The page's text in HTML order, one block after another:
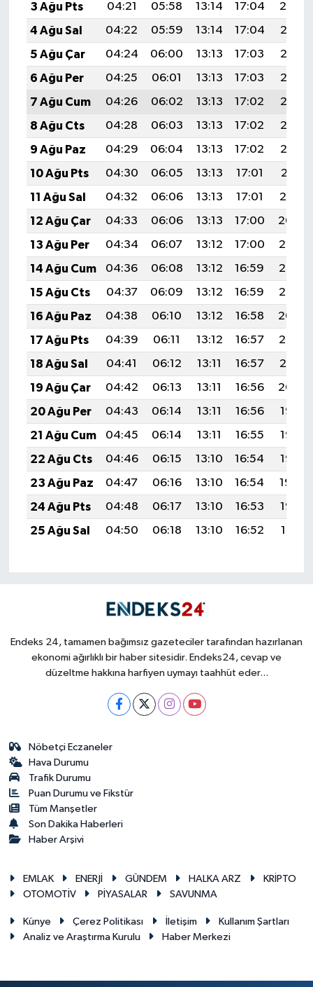
3 Ağu Pts
04:21 05:58 13:14 17:04
20:19
4 Ağu Sal
04:22 05:59 13:14 17:04
20:18
5 Ağu Çar
04:24 06:00 13:13 17:03
20:17
6 Ağu Per
04:25 06:01 13:13 17:03
20:16
7 Ağu Cum
04:26 06:02 13:13 17:02
20:15
8 Ağu Cts
04:28 06:03 13:13 17:02
20:13
9 Ağu Paz
04:29 06:04 13:13 17:02
20:12
10 Ağu Pts
04:30 06:05 13:13 17:01
20:11
11 Ağu Sal
04:32 06:06 13:13 17:01
20:10
12 Ağu Çar
04:33 06:06 13:13 17:00
20:09
13 Ağu Per
04:34 06:07 13:12 17:00
20:07
14 Ağu Cum
04:36 06:08 13:12 16:59
20:06
15 Ağu Cts
04:37 06:09 13:12 16:59
20:05
16 Ağu Paz
04:38 06:10 13:12 16:58
20:04
17 Ağu Pts
04:39 06:11 13:12 16:57
20:02
18 Ağu Sal
04:41 06:12 13:11 16:57
20:01
19 Ağu Çar
04:42 06:13 13:11 16:56
20:00
20 Ağu Per
04:43 06:14 13:11 16:56
19:58
21 Ağu Cum
04:45 06:14 13:11 16:55
19:57
22 Ağu Cts
04:46 06:15 13:10 16:54
19:56
23 Ağu Paz
04:47 06:16 13:10 16:54
19:54
24 Ağu Pts
04:48 06:17 13:10 16:53
19:53
25 Ağu Sal
04:50 06:18 13:10 16:52 19:51
Endeks 24, tamamen bağımsız gazeteciler tarafından hazırlanan
ekonomi ağırlıklı bir haber sitesidir. Endeks24, cevap ve
düzeltme hakkına harfiyen uymayı taahhüt eder...
Nöbetçi Eczaneler
Hava Durumu
Trafik Durumu
Puan Durumu ve Fikstür
Tüm Manşetler
Son Dakika Haberleri
Haber Arşivi
EMLAK ENERJİ GÜNDEM HALKA ARZ
KRİPTO
OTOMOTİV
PİYASALAR SAVUNMA
Künye Çerez Politikası İletişim
Kullanım Şartları
Analiz ve Araştırma Kurulu
Haber Merkezi